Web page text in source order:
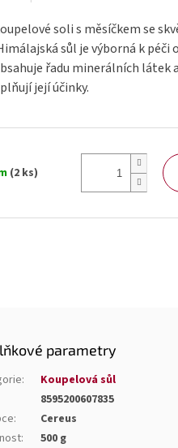
soli s měsíčkem se
sůl je výborná k péči
řadu minerálních látek
její účinky.
(2 ks)
parametry
:
Koupelová sůl
8595200607835
:
Cereus
: 500 g